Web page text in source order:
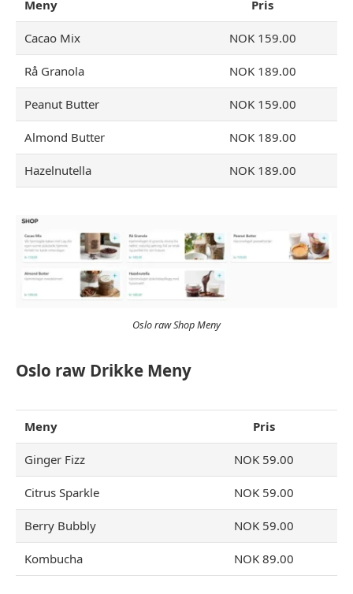
Meny Pris
Cacao Mix NOK 159.00
Rå Granola NOK 189.00
Peanut Butter NOK 159.00
Almond Butter NOK 189.00
Hazelnutella NOK 189.00
Oslo raw Shop Meny
Oslo raw Drikke Meny
Meny Pris
Ginger Fizz NOK 59.00
Citrus Sparkle NOK 59.00
Berry Bubbly NOK 59.00
Kombucha NOK 89.00